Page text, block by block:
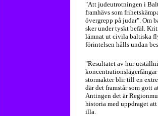
"Att judeutrotningen i
framhävs som
övergrepp på judar". Om
sker under tyskt befäl.
lämnat ut civila baltiska
förintelsen hålls undan
"Resultatet av hur
stormakter blir till en
där det framstår som gott
Antingen det är
historia med uppdraget
illa.